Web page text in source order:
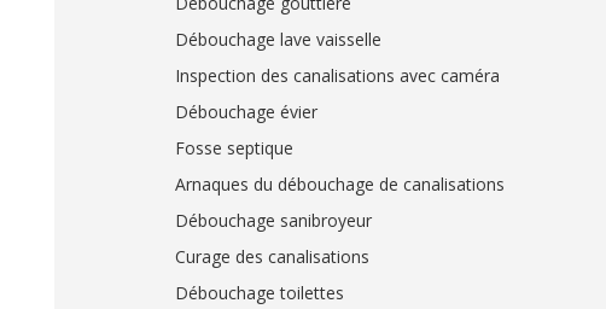
Débouchage lave vaisselle
Inspection des canalisations avec caméra
Débouchage évier
Fosse septique
Arnaques du débouchage de canalisations
Débouchage sanibroyeur
Curage des canalisations
Débouchage toilettes